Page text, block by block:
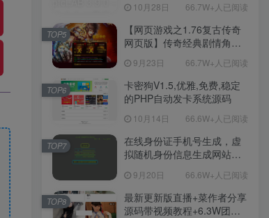
直冲网页后台-安卓苹果IOS
双端版本！
10月28日 66.7W+人已阅读
【网页游戏之1.76复古传奇
网页版】传奇经典剧情角色
扮演网页游戏-一键单机-打包
Win服务端源码视频架设教
程！
9月23日 66.7W+人已阅读
TOP5
卡密狗V1.5,优雅,免费,稳定
的PHP自动发卡系统源码
10月14日 66.6W+人已阅读
TOP6
在线身份证手机号生成，虚
拟随机身份信息生成网站源
9月20日 66.6W+人已阅读
TOP7
最新更新版直播+菜作者分享
源码带视频教程+6.3W团购
TOP8